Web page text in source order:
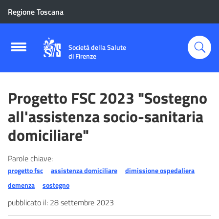
Regione Toscana
Società della Salute
di Firenze
Progetto FSC 2023 "Sostegno
all'assistenza socio-sanitaria
domiciliare"
Parole chiave:
progetto fsc assistenza domiciliare
dimissione ospedaliera
demenza
sostegno
pubblicato il: 28 settembre 2023